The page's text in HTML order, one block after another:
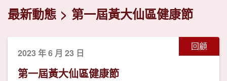
最新動態 第一屆黃大仙區健康節
回顧
2023 年 6 月 23 日
第一屆黃大仙區健康節